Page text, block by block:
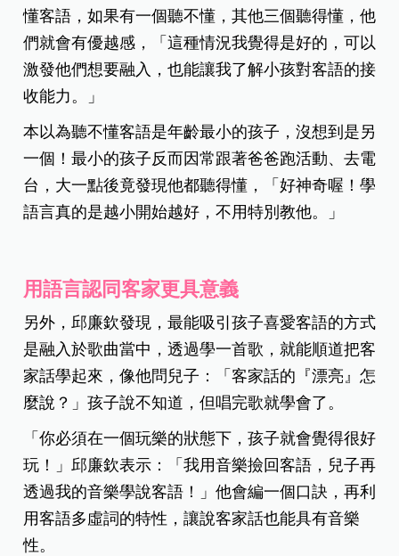
懂客語，如果有一個聽不懂，其他三個聽得懂，他
們就會有優越感，「這種情況我覺得是好的，可以
激發他們想要融入，也能讓我了解小孩對客語的接
收能力。」
本以為聽不懂客語是年齡最小的孩子，沒想到是另
一個！最小的孩子反而因常跟著爸爸跑活動、去電
台，大一點後竟發現他都聽得懂，「好神奇喔！學
語言真的是越小開始越好，不用特別教他。」
用語言認同客家更具意義
另外，邱廉欽發現，最能吸引孩子喜愛客語的方式
是融入於歌曲當中，透過學一首歌，就能順道把客
家話學起來，像他問兒子：「客家話的『漂亮』怎
麼說？」孩子說不知道，但唱完歌就學會了。
「你必須在一個玩樂的狀態下，孩子就會覺得很好
玩！」邱廉欽表示：「我用音樂撿回客語，兒子再
透過我的音樂學說客語！」他會編一個口訣，再利
用客語多虛詞的特性，讓說客家話也能具有音樂
性。